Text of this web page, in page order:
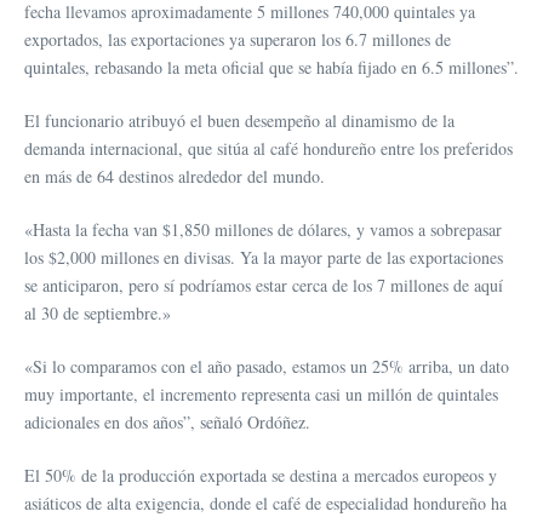
fecha llevamos aproximadamente 5 millones 740,000 quintales ya
exportados, las exportaciones ya superaron los 6.7 millones de
quintales, rebasando la meta oficial que se había fijado en 6.5 millones”.
El funcionario atribuyó el buen desempeño al dinamismo de la
demanda internacional, que sitúa al café hondureño entre los preferidos
en más de 64 destinos alrededor del mundo.
«Hasta la fecha van $1,850 millones de dólares, y vamos a sobrepasar
los $2,000 millones en divisas. Ya la mayor parte de las exportaciones
se anticiparon, pero sí podríamos estar cerca de los 7 millones de aquí
al 30 de septiembre.»
«Si lo comparamos con el año pasado, estamos un 25% arriba, un dato
muy importante, el incremento representa casi un millón de quintales
adicionales en dos años”, señaló Ordóñez.
El 50% de la producción exportada se destina a mercados europeos y
asiáticos de alta exigencia, donde el café de especialidad hondureño ha